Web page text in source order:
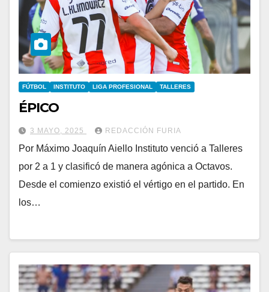
FÚTBOL INSTITUTO LIGA PROFESIONAL TALLERES
ÉPICO
3 MAYO, 2025 REDACCIÓN FURIA
Por Máximo Joaquín Aiello Instituto venció a Talleres
por 2 a 1 y clasificó de manera agónica a Octavos.
Desde el comienzo existió el vértigo en el partido. En
los…